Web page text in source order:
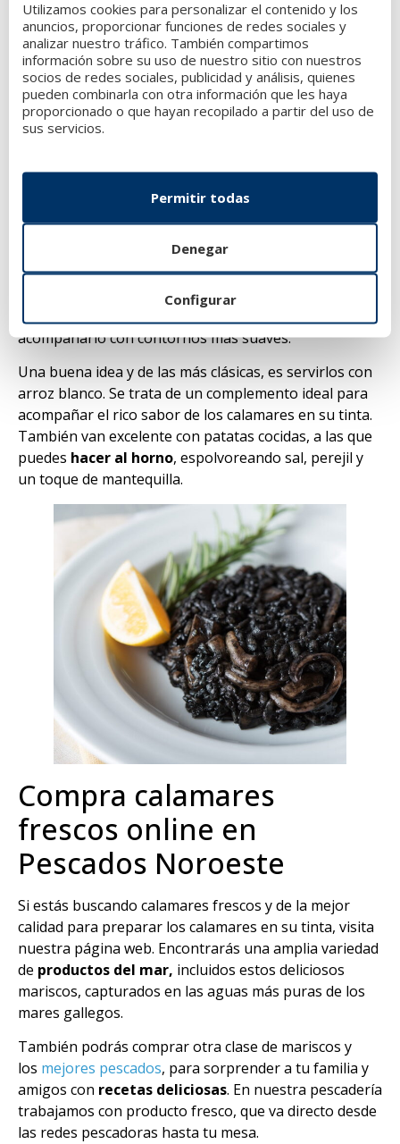
Mientras los calamares se cocinan, prepara la tinta
de calamar. En un pequeño recipiente, diluye el sobre
de tinta en el caldo de pescado. Mezcla bien hasta que
la tinta este completamente disuelta. Luego agrega
esa mezcla a la cocción de los calamares y deja cocinar
durante unos 20 o 30 minutos más, removiendo de
¡Acompáñalos con arroz o
patatas cocidas!
Una vez que los calamares en su tinta ya está bien
cocidos y llenos de aroma y sabor, casi es momento de
presentarlos en el plato. Recuerda que se trata de
un
acompañarlo con contornos más suaves.
Una buena idea y de las más clásicas, es servirlos con
arroz blanco. Se trata de un complemento ideal para
acompañar el rico sabor de los calamares en su tinta.
También van excelente con patatas cocidas, a las que
puedes hacer al horno, espolvoreando sal, perejil y
un toque de mantequilla.
Compra calamares
frescos online en
Pescados Noroeste
Si estás buscando calamares frescos y de la mejor
calidad para preparar los calamares en su tinta, visita
nuestra página web. Encontrarás una amplia variedad
de productos del mar, incluidos estos deliciosos
mariscos, capturados en las aguas más puras de los
mares gallegos.
También podrás comprar otra clase de mariscos y
los mejores pescados, para sorprender a tu familia y
amigos con recetas deliciosas. En nuestra pescadería
trabajamos con producto fresco, que va directo desde
las redes pescadoras hasta tu mesa.
Utilizamos cookies para personalizar el contenido y los
anuncios, proporcionar funciones de redes sociales y
analizar nuestro tráfico. También compartimos
información sobre su uso de nuestro sitio con nuestros
socios de redes sociales, publicidad y análisis, quienes
pueden combinarla con otra información que les haya
proporcionado o que hayan recopilado a partir del uso de
sus servicios.
Configurar
Denegar
Permitir todas